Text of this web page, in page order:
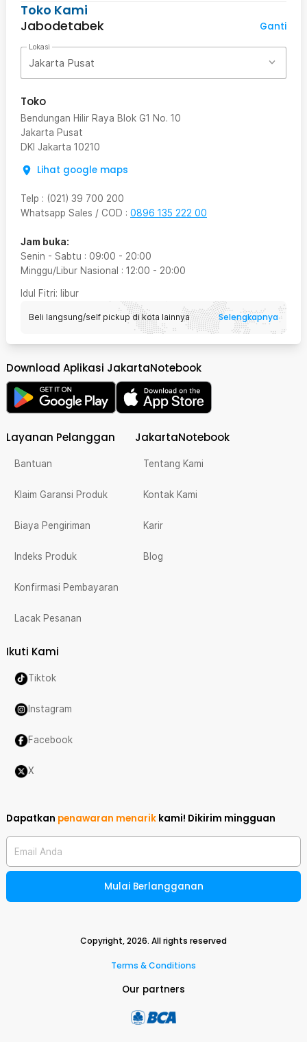
Toko Kami
Jabodetabek
Ganti
Lokasi
Jakarta Pusat
Toko
Bendungan Hilir Raya Blok G1 No. 10
Jakarta Pusat
DKI Jakarta 10210
Lihat google maps
Telp : (021) 39 700 200
Whatsapp Sales / COD : 0896 135 222 00
Jam buka:
Senin - Sabtu : 09:00 - 20:00
Minggu/Libur Nasional : 12:00 - 20:00
Idul Fitri: libur
Beli langsung/self pickup di kota lainnya Selengkapnya
Download Aplikasi JakartaNotebook
Layanan Pelanggan
Bantuan
Klaim Garansi Produk
Biaya Pengiriman
Indeks Produk
Konfirmasi Pembayaran
Lacak Pesanan
JakartaNotebook
Tentang Kami
Kontak Kami
Karir
Blog
Ikuti Kami
Tiktok
Instagram
Facebook
X
Dapatkan penawaran menarik kami! Dikirim mingguan
Email Anda
Mulai Berlangganan
Copyright,2026. All rights reserved
Terms & Conditions
Our partners